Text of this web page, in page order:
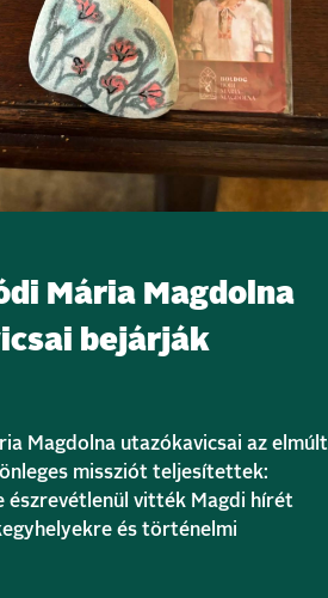
Mária Magdolna
bejárják
Magdolna utazókavicsai az elmúlt
missziót teljesítettek:
észrevétlenül vitték Magdi hírét
és történelmi